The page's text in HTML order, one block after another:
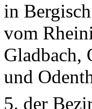
in
vom
Gladbach,
und
5. der